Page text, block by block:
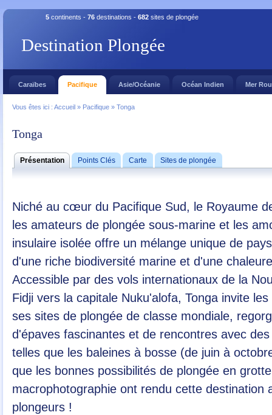
Destination Plongée
5 continents - 76 destinations - 682 sites de plongée
Caraïbes Pacifique Asie/Océanie Océan Indien Mer
Vous êtes ici : Accueil » Pacifique » Tonga
Tonga
Présentation Points Clés Carte Sites de plongée
Niché au cœur du Pacifique Sud, le Royaume
les amateurs de plongée sous-marine et les
insulaire isolée offre un mélange unique de
d'une riche biodiversité marine et d'une
Accessible par des vols internationaux de la
Fidji vers la capitale Nuku'alofa, Tonga invite
ses sites de plongée de classe mondiale,
d'épaves fascinantes et de rencontres avec
telles que les baleines à bosse (de juin à
que les bonnes possibilités de plongée en
macrophotographie ont rendu cette destination
plongeurs !